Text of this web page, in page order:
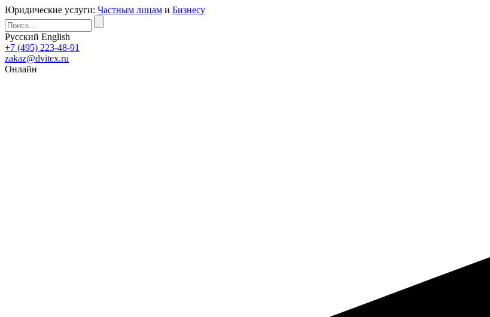
Юридические услуги: Частным лицам и Бизнесу
Русский English
+7 (495) 223-48-91
zakaz@dvitex.ru
Онлайн